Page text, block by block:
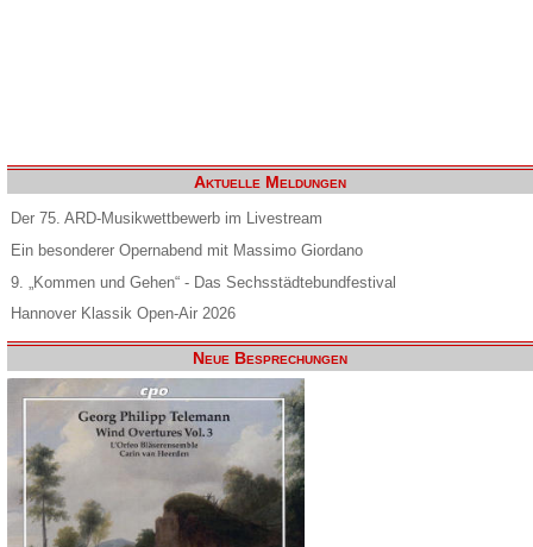
Aktuelle Meldungen
Der 75. ARD-Musikwettbewerb im Livestream
Ein besonderer Opernabend mit Massimo Giordano
9. „Kommen und Gehen“ - Das Sechsstädtebundfestival
Hannover Klassik Open-Air 2026
Neue Besprechungen